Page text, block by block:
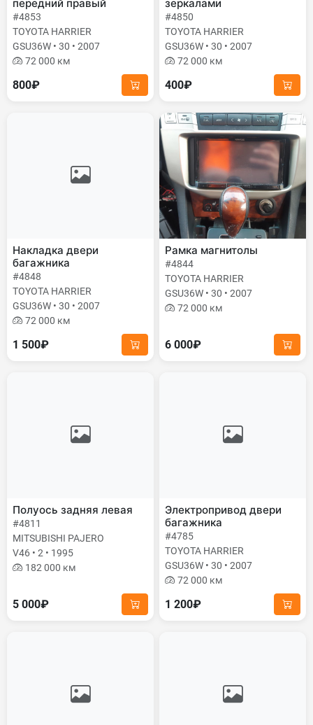
передний правый
#4853
TOYOTA HARRIER
GSU36W • 30 • 2007
72 000 км
800₽
зеркалами
#4850
TOYOTA HARRIER
GSU36W • 30 • 2007
72 000 км
400₽
Накладка двери
багажника
#4848
TOYOTA HARRIER
GSU36W • 30 • 2007
72 000 км
1 500₽
Рамка магнитолы
#4844
TOYOTA HARRIER
GSU36W • 30 • 2007
72 000 км
6 000₽
Полуось задняя левая
#4811
MITSUBISHI PAJERO
V46 • 2 • 1995
182 000 км
5 000₽
Электропривод двери
багажника
#4785
TOYOTA HARRIER
GSU36W • 30 • 2007
72 000 км
1 200₽